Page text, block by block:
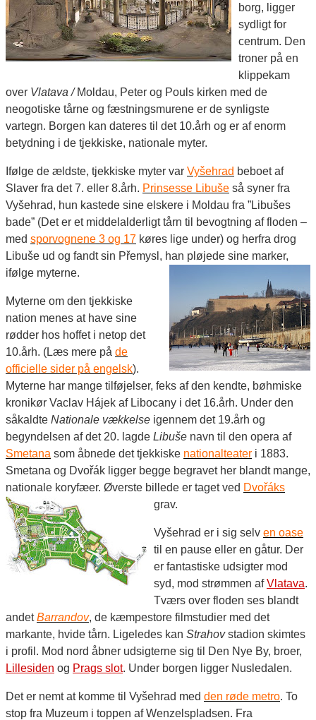
borg, ligger
sydligt for
centrum. Den
troner på en
klippekam
over Vlatava / Moldau, Peter og Pouls kirken med de
neogotiske tårne og fæstningsmurene er de synligste
vartegn. Borgen kan dateres til det 10.årh og er af enorm
betydning i de tjekkiske, nationale myter.
Ifølge de ældste, tjekkiske myter var Vyšehrad beboet af
Slaver fra det 7. eller 8.årh. Prinsesse Libuše så syner fra
Vyšehrad, hun kastede sine elskere i Moldau fra ”Libušes
bade” (Det er et middelalderligt tårn til bevogtning af floden –
med sporvognene 3 og 17 køres lige under) og herfra drog
Libuše ud og fandt sin Přemysl, han pløjede sine marker,
ifølge myterne.
Myterne om den tjekkiske
nation menes at have sine
rødder hos hoffet i netop det
10.årh. (Læs mere på de
officielle sider på engelsk).
Myterne har mange tilføjelser, feks af den kendte, bøhmiske
kronikør Vaclav Hájek af Libocany i det 16.årh. Under den
såkaldte Nationale vækkelse igennem det 19.årh og
begyndelsen af det 20. lagde Libuše navn til den opera af
Smetana som åbnede det tjekkiske nationalteater i 1883.
Smetana og Dvořák ligger begge begravet her blandt mange,
nationale koryfæer. Øverste billede er taget ved Dvořáks
grav.
Vyšehrad er i sig selv en oase
til en pause eller en gåtur. Der
er fantastiske udsigter mod
syd, mod strømmen afVlatava.
Tværs over floden ses blandt
andetBarrandov, de kæmpestore filmstudier med det
markante, hvide tårn. Ligeledes kan Strahovstadion skimtes
i profil. Mod nord åbner udsigterne sig til Den Nye By, broer,
Lillesiden og Prags slot. Under borgen ligger Nusledalen.
Det er nemt at komme til Vyšehrad med den røde metro. To
stop fra Muzeum i toppen af Wenzelspladsen. Fra